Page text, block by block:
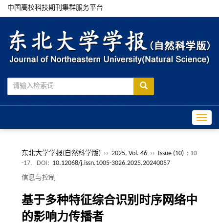
中国高校科技期刊集群服务平台
东北大学学报(自然科学版) ›› 2025, Vol. 46 ›› Issue (10) : 10
-17.
DOI: 10.12068/j.issn.1005-3026.2025.20240057
信息与控制
基于多种特征综合识别时序网络中
的影响力传播者